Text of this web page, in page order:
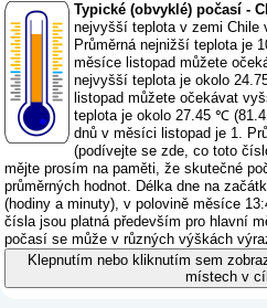
Typické (obvyklé) počasí -
nejvyšší teplota v zemi
Průměrná nejnižší teplota je
měsíce listopad můžete
nejvyšší teplota je okolo
listopad můžete očekávat
teplota je okolo 27.45 ℃
dnů v měsíci listopad je 1.
(podívejte se zde, co toto
mějte prosím na paměti, že skutečné
průměrných hodnot. Délka dne na
(hodiny a minuty), v polovině měsíce
čísla jsou platná především pro hlavní
počasí se může v různých výškách
Klepnutím nebo kliknutím sem
místech v